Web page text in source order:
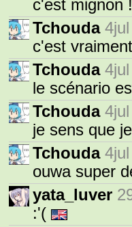
c'est mignon !
Tchouda 4jul
c'est
Tchouda 4jul
le scénario
Tchouda 4jul
je sens que
Tchouda 4jul
ouwa super
yata_luver
:'(